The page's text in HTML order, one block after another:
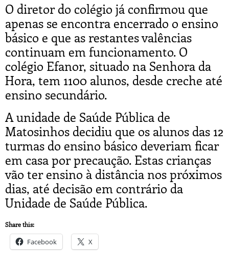
O diretor do colégio já confirmou que
apenas se encontra encerrado o ensino
básico e que as restantes valências
continuam em funcionamento. O
colégio Efanor, situado na Senhora da
Hora, tem 1100 alunos, desde creche até
ensino secundário.
A unidade de Saúde Pública de
Matosinhos decidiu que os alunos das 12
turmas do ensino básico deveriam ficar
em casa por precaução. Estas crianças
vão ter ensino à distância nos próximos
dias, até decisão em contrário da
Unidade de Saúde Pública.
Share this:
Facebook X